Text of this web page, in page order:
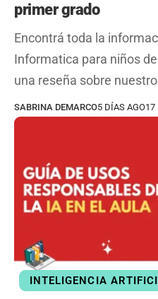
primer grado
Encontrá toda la
Informatica para niños
una reseña sobre
SABRINA DEMARCO5 DÍAS AGO17
INTELIGENCIA